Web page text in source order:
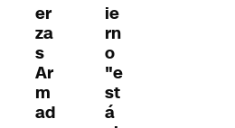
er
za
s
Ar
m
ad
ie
rn
o
"e
st
á